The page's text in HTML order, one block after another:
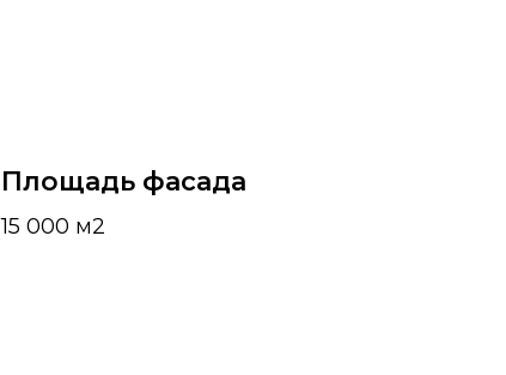
Площадь фасада
15 000 м2